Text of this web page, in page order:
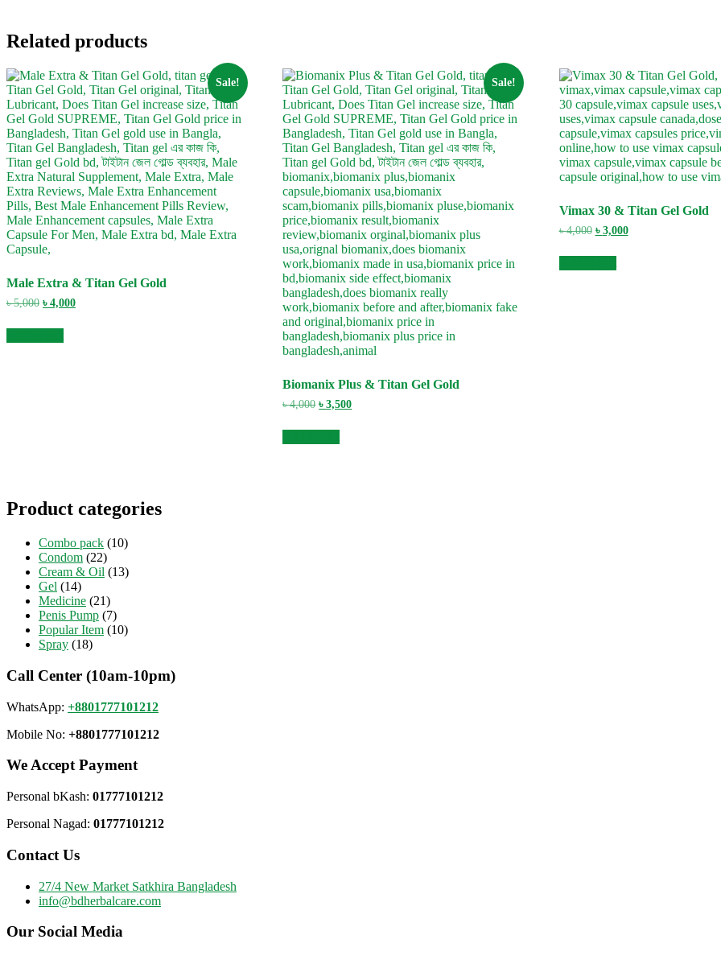
Related products
Sale!
Male Extra & Titan Gel Gold
৳5,000 Original
was:
৳ 5,000.
৳ 4,000Current
Sale!
Biomanix Plus & Titan Gel Gold
৳4,000 Original
was:
৳ 4,000.
৳3,500Current
Vimax 30 & Titan Gel Gold
৳4,000 Original
was:
৳ 4,000.
৳ 3,000Current
Product categories
Combo pack (10)
Condom (22)
Cream & Oil (13)
Gel (14)
Medicine (21)
Penis Pump (7)
Popular Item (10)
Spray (18)
Call Center (10am-10pm)
WhatsApp: +8801777101212
Mobile No: +8801777101212
We Accept Payment
Personal bKash: 01777101212
Personal Nagad: 01777101212
Contact Us
27/4 New Market Satkhira Bangladesh
info@bdherbalcare.com
Our Social Media